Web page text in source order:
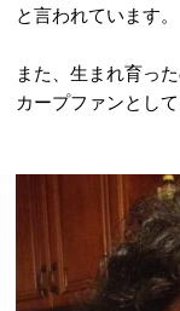
と言われています。
また、生まれ育っ
カープファンとし